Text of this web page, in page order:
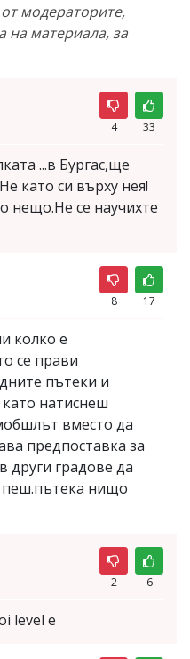
модераторите,
на материала, за
4 33
...в Бургас,ще
като си върху нея!
нещо.Не се научихте
8 17
колко е
се прави
пътеки и
натиснеш
вместо да
предпоставка за
други градове да
нищо
2 6
level e